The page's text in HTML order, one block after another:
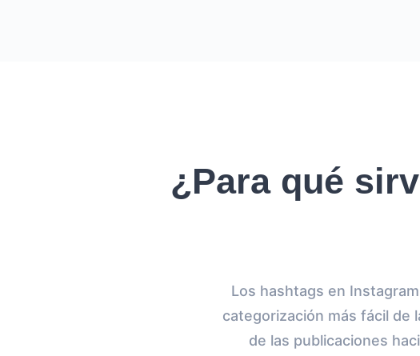
¿Para qué
Los hashtags en
categorización más fácil de
de las publicaciones